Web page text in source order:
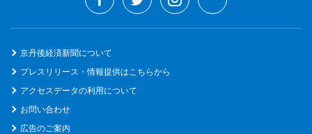
京丹後経済新聞について
プレスリリース・情報提供はこちらから
アクセスデータの利用について
お問い合わせ
広告のご案内